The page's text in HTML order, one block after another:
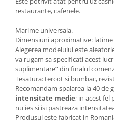
restaurante, cafenele.
Marime universala.
Dimensiuni aproximative: latime
Alegerea modelului este
va rugam sa specificati acest
suplimentare” din finalul
Tesatura: tercot si bumbac,
Recomandam spalarea la 40 de
intensitate medie; in acest fel
nu ies si isi pastreaza
Produsul este fabricat in